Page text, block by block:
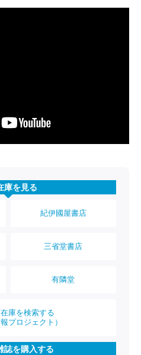
庫を見る
紀伊國屋書店
三省堂書店
有隣堂
庫を検索する
プロジェクト）
誌を購入する